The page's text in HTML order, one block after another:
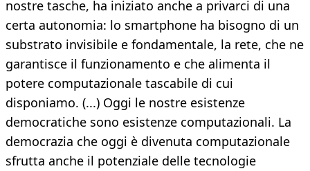
nostre tasche, ha iniziato anche a privarci di una
certa autonomia: lo smartphone ha bisogno di un
substrato invisibile e fondamentale, la rete, che ne
garantisce il funzionamento e che alimenta il
potere computazionale tascabile di cui
disponiamo. (...) Oggi le nostre esistenze
democratiche sono esistenze computazionali. La
democrazia che oggi è divenuta computazionale
sfrutta anche il potenziale delle tecnologie